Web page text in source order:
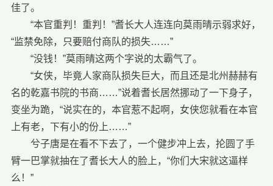
佳了。
“本官重判！重判！”耆长大人连连向莫雨晴示弱求好，
“监禁免除，只要赔付商队的损失……”
“没钱！”莫雨晴这两个字说的太霸气了。
“女侠，毕竟人家商队损失巨大，而且还是北州赫赫有
名的乾嘉书院的书商……”说着耆长居然挪动了一下身子，
变坐为跪，“说实在的，本官惹不起啊，女侠您就看在本官
上有老，下有小的份上……”
兮子唐是在看不下去了，一个健步冲上去，抡圆了手
臂一巴掌就抽在了耆长大人的脸上，“你们大宋就这逼样
么！”